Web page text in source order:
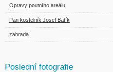
Opravy poutního areálu
Pan kostelník Josef Batík
zahrada
Poslední fotografie